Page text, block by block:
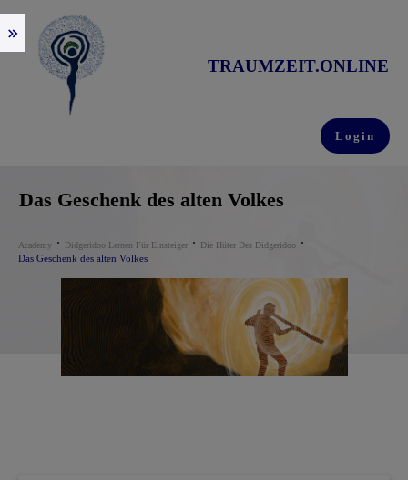
TRAUMZEIT.ONLINE
Login
Das Geschenk des alten Volkes
Academy Didgeridoo Lernen Für Einsteiger Die Hüter Des Didgeridoo
Das Geschenk des alten Volkes